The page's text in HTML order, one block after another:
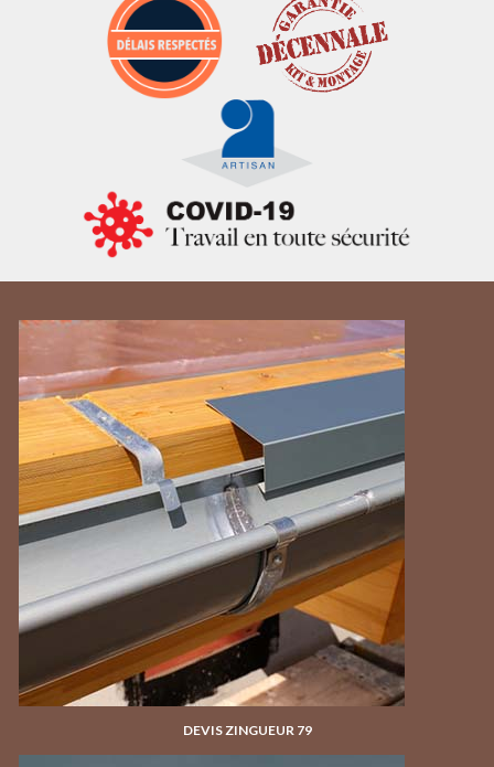
DEVIS ZINGUEUR 79